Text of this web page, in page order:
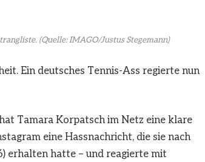
(Quelle: IMAGO/Justus Stegemann)
Ein deutsches Tennis-Ass regierte nun
Tamara Korpatsch im Netz eine klare
eine Hassnachricht, die sie nach
erhalten hatte – und reagierte mit